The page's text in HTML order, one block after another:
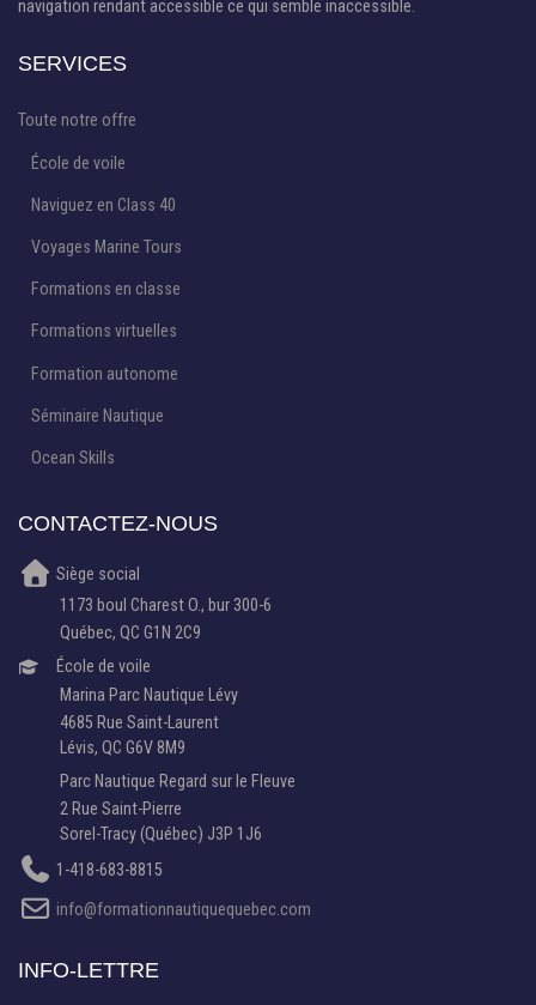
navigation rendant accessible ce qui semble inaccessible.
SERVICES
Toute notre offre
École de voile
Naviguez en Class 40
Voyages Marine Tours
Formations en classe
Formations virtuelles
Formation autonome
Séminaire Nautique
Ocean Skills
CONTACTEZ-NOUS
Siège social
1173 boul Charest O., bur 300-6
Québec, QC G1N 2C9
École de voile
Marina Parc Nautique Lévy
4685 Rue Saint-Laurent
Lévis, QC G6V 8M9
Parc Nautique Regard sur le Fleuve
2 Rue Saint-Pierre
Sorel-Tracy (Québec) J3P 1J6
1-418-683-8815
info@formationnautiquequebec.com
INFO-LETTRE